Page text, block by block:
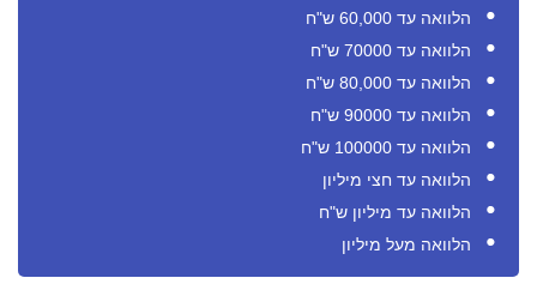
הלוואה עד 60,000 ש"ח
הלוואה עד 70000 ש"ח
הלוואה עד 80,000 ש"ח
הלוואה עד 90000 ש"ח
הלוואה עד 100000 ש"ח
הלוואה עד חצי מיליון
הלוואה עד מיליון ש"ח
הלוואה מעל מיליון